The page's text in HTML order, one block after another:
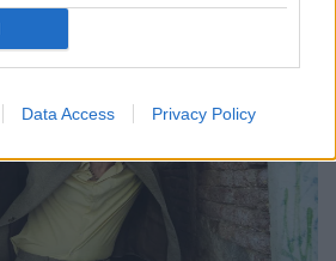
Data Access Privacy Policy